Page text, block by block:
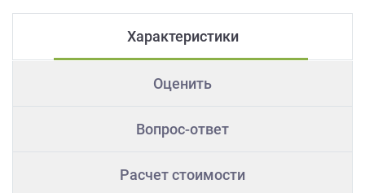
Характеристики
Оценить
Вопрос-ответ
Расчет стоимости